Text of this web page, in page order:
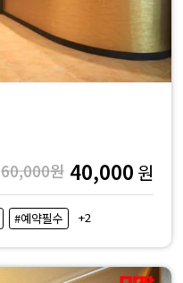
60,000원 40,000 원
#예약필수 +2